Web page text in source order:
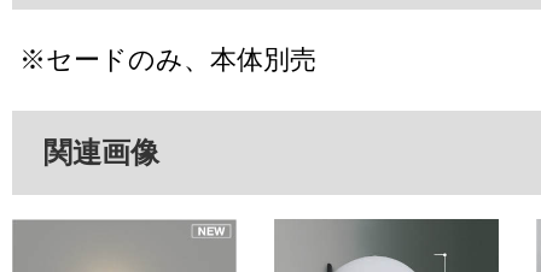
※セードのみ、本体別売
関連画像